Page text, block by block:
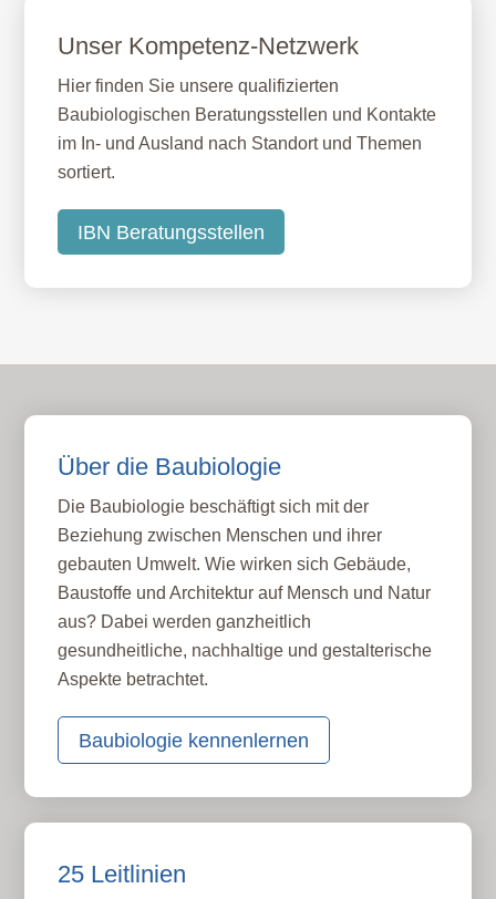
Unser Kompetenz-Netzwerk
Hier finden Sie unsere qualifizierten
Baubiologischen Beratungsstellen und Kontakte
im In- und Ausland nach Standort und Themen
sortiert.
IBN Beratungsstellen
Über die Baubiologie
Die Baubiologie beschäftigt sich mit der
Beziehung zwischen Menschen und ihrer
gebauten Umwelt. Wie wirken sich Gebäude,
Baustoffe und Architektur auf Mensch und Natur
aus? Dabei werden ganzheitlich
gesundheitliche, nachhaltige und gestalterische
Aspekte betrachtet.
Baubiologie kennenlernen
25 Leitlinien